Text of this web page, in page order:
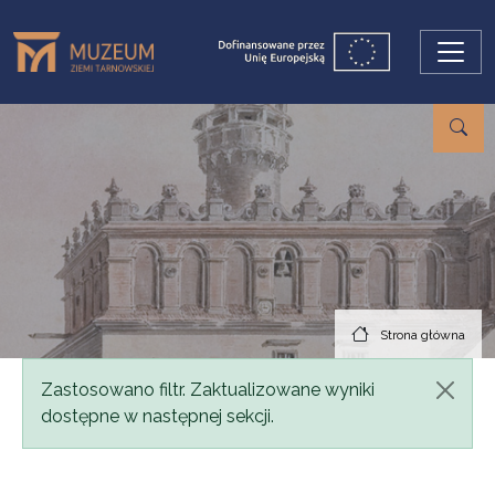
Strona główna
Komunikat
Zastosowano filtr. Zaktualizowane wyniki
dostępne w następnej sekcji.